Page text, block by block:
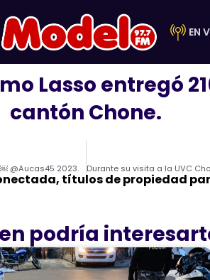
EN
Lasso entregó
cantón Chone.
@Aucas45 2023.
títulos de propiedad
podría